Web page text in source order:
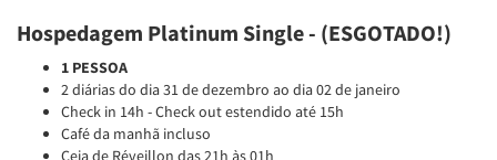
Hospedagem Platinum Single - (ESGOTADO!)
1 PESSOA
2 diárias do dia 31 de dezembro ao dia 02 de janeiro
Check in 14h - Check out estendido até 15h
Café da manhã incluso
Ceia de Réveillon das 21h às 01h